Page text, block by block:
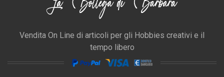
Vendita On Line di articoli per gli Hobbies creativi e il
tempo libero